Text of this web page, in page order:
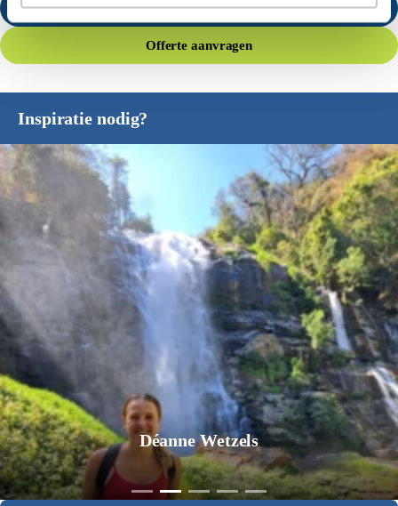
Stuur een e-mail
Offerte aanvragen
Inspiratie nodig?
Déanne Wetzels